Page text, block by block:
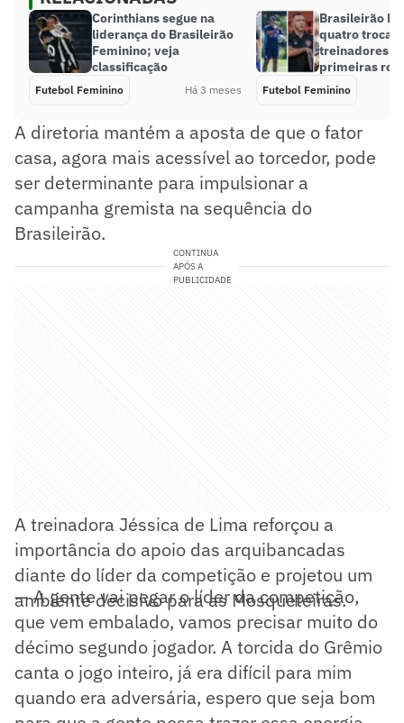
Corinthians segue na
liderança do Brasileirão
Feminino; veja
classificação
Futebol Feminino Há 3 meses
Brasileirão
quatro trocas
treinadores
primeiras
Futebol Feminino
A diretoria mantém a aposta de que o fator
casa, agora mais acessível ao torcedor, pode
ser determinante para impulsionar a
campanha gremista na sequência do
Brasileirão.
CONTINUA
APÓS A
PUBLICIDADE
A treinadora Jéssica de Lima reforçou a
importância do apoio das arquibancadas
diante do líder da competição e projetou um
ambiente decisivo para as Mosqueteiras.
— A gente vai pegar o líder da competição,
que vem embalado, vamos precisar muito do
décimo segundo jogador. A torcida do Grêmio
canta o jogo inteiro, já era difícil para mim
quando era adversária, espero que seja bom